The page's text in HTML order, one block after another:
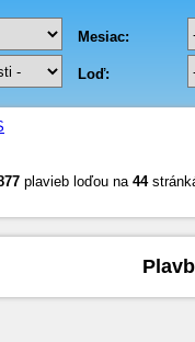
plavieb loďou na 44